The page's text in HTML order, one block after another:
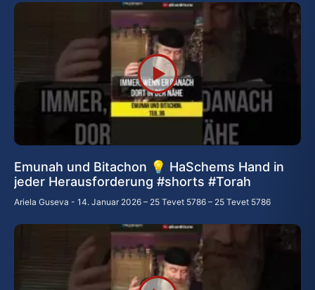
Emunah und Bitachon 💡 HaSchems Hand in
jeder Herausforderung #shorts #Torah
Ariela Guseva 14. Januar 2026 – 25 Tevet 5786 – 25 Tevet 5786